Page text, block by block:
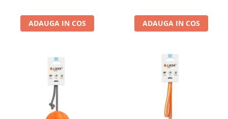
ADAUGA IN COS ADAUGA IN COS